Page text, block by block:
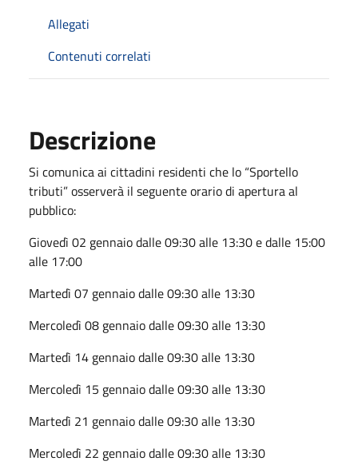
Allegati
Contenuti correlati
Descrizione
Si comunica ai cittadini residenti che lo “Sportello
tributi” osserverà il seguente orario di apertura al
pubblico:
Giovedì 02 gennaio dalle 09:30 alle 13:30 e dalle 15:00
alle 17:00
Martedì 07 gennaio dalle 09:30 alle 13:30
Mercoledì 08 gennaio dalle 09:30 alle 13:30
Martedì 14 gennaio dalle 09:30 alle 13:30
Mercoledì 15 gennaio dalle 09:30 alle 13:30
Martedì 21 gennaio dalle 09:30 alle 13:30
Mercoledì 22 gennaio dalle 09:30 alle 13:30